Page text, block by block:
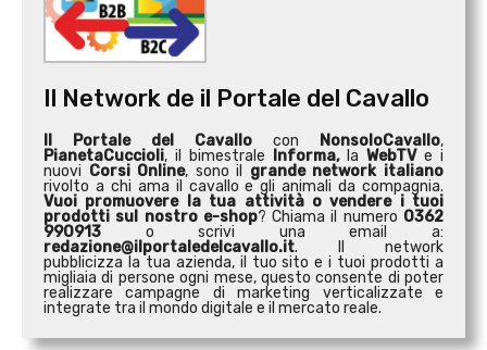
Il Network de il Portale del Cavallo
Il Portale del Cavallo con NonsoloCavallo,
PianetaCuccioli, il bimestrale Informa,laWebTVe i
nuovi Corsi Online, sono il grande network italiano
rivolto a chi ama il cavallo e gli animali da compagnia.
Vuoi promuovere la tua attività ovendere i tuoi
prodotti sul nostro e-shop? Chiama il numero 0362
990913 o scrivi una email a:
redazione@ilportaledelcavallo.it. Il network
pubblicizza la tua azienda, il tuo sito e i tuoi prodotti a
migliaia di persone ogni mese, questo consente di poter
realizzare campagne di marketing verticalizzate e
integrate tra il mondo digitale e il mercato reale.